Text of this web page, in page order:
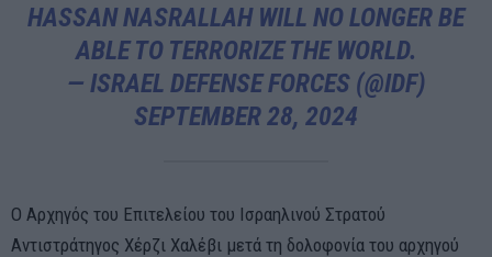
HASSAN NASRALLAH WILL NO LONGER BE
ABLE TO TERRORIZE THE WORLD.
— ISRAEL DEFENSE FORCES (@IDF)
SEPTEMBER 28, 2024
Ο Αρχηγός του Επιτελείου του Ισραηλινού Στρατού
Αντιστράτηγος Χέρζι Χαλέβι μετά τη δολοφονία του αρχηγού